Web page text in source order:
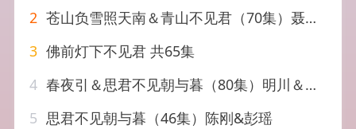
2 苍山负雪照天南＆青山不见君（70集）聂子皓＆言欢
3 佛前灯下不见君 共65集
4 春夜引＆思君不见朝与暮（80集）明川＆王槿
5 思君不见朝与暮（46集）陈刚&彭瑶